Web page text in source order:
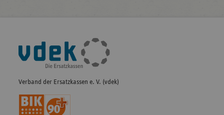
Fußleisten-
Navigation
Verband der Ersatzkassen e. V. (vdek)